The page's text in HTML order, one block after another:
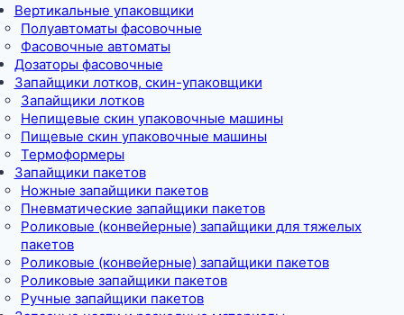
Вертикальные упаковщики
Полуавтоматы фасовочные
Фасовочные автоматы
Дозаторы фасовочные
Запайщики лотков, скин-упаковщики
Запайщики лотков
Непищевые скин упаковочные машины
Пищевые скин упаковочные машины
Термоформеры
Запайщики пакетов
Ножные запайщики пакетов
Пневматические запайщики пакетов
Роликовые (конвейерные) запайщики для тяжелых
пакетов
Роликовые (конвейерные) запайщики пакетов
Роликовые запайщики пакетов
Ручные запайщики пакетов